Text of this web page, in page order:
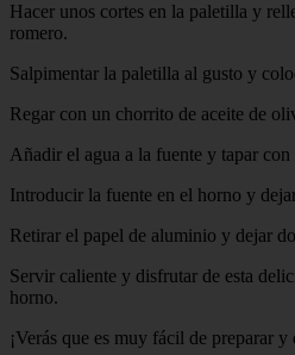
Hacer unos cortes en la paletilla y
romero.
Salpimentar la paletilla al gusto y
Regar con un chorrito de aceite de
Añadir el agua a la fuente y tapar
Introducir la fuente en el horno y
Retirar el papel de aluminio y dejar
Servir caliente y disfrutar de esta
horno.
¡Verás que es muy fácil de preparar